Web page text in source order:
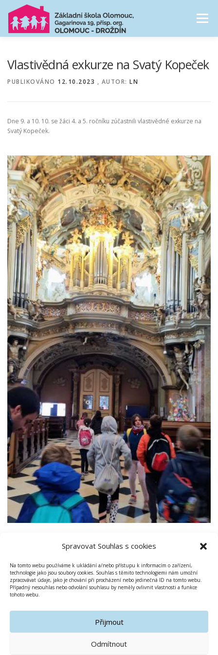
Spravovat Souhlas s cookies
Na tomto webu používáme k ukládání a/nebo přístupu k informacím o zařízení,
technologie jako jsou soubory cookies. Souhlas s těmito technologiemi nám umožní
zpracovávat údaje, jako je chování při procházení nebo jedinečná ID na tomto webu.
Případný nesouhlas nebo odvolání souhlasu by neměly ovlivnit vlastnosti a funkce
tohoto webu.
Přijmout
Odmítnout
Přeskočit
obsah
Menu
PRO RODIČE
Vlastivědná exkurze na Svatý Kopeček
PUBLIKOVÁNO 12.10.2023 , AUTOR: LN
Dne 9. a 10. 10. se žáci 4. a 5. ročníku zúčastnili vlastivědné exkurze na
Svatý Kopeček.
[ZOBRAZIT OBRÁZKY]
PUBLIKOVÁNO VZŠ